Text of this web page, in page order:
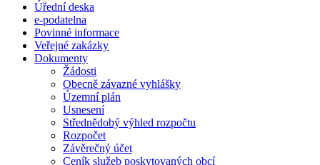
Úřední deska
e-podatelna
Povinné informace
Veřejné zakázky
Dokumenty
Žádosti
Obecně závazné vyhlášky
Územní plán
Usnesení
Střednědobý výhled rozpočtu
Rozpočet
Závěrečný účet
Ceník služeb poskytovaných obcí